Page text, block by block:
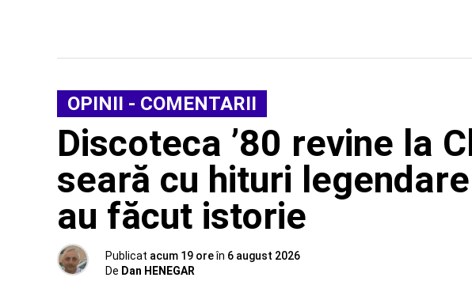
OPINII - COMENTARII
Discoteca ’80 revine la
seară cu hituri
au făcut istorie
Publicat acum 19 oreîn 6 august 2026
De Dan HENEGAR